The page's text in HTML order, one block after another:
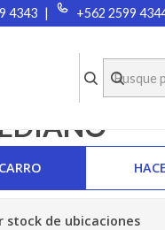
ARRIENDA EQUIPOS
4343 | +562 2599
stock de ubicaciones